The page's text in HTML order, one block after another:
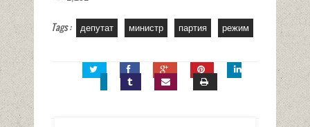
Tags : депутат министр партия режим